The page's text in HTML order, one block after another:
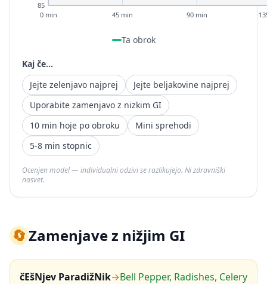
85
0 min 45 min 90 min
Ta obrok
Kaj če...
Jejte zelenjavo najprej
Jejte beljakovine najprej
Uporabite zamenjavo z nizkim GI
10 min hoje po obroku
Mini sprehodi
5-8 min stopnic
Ocenjen model — individualni odzivi se razlikujejo. Ni zdravniški
nasvet.
🔄Zamenjave z nižjim GI
čEšNjev ParadižNik→Bell Pepper, Radishes, Celery